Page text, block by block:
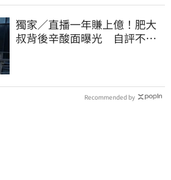
獨家／直播一年賺上億！肥大
叔背後辛酸面曝光 自評不及
Recommended by